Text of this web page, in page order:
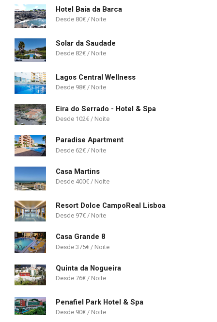
Hotel Baia da Barca
80€
Solar da Saudade
82€
Lagos Central Wellness
98€
Eira do Serrado - Hotel & Spa
102€
Paradise Apartment
62€
Casa Martins
400€
Resort Dolce CampoReal Lisboa
97€
Casa Grande 8
375€
Quinta da Nogueira
76€
Penafiel Park Hotel & Spa
90€